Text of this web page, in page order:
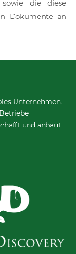
die diese
Dokumente an
Unternehmen,
und anbaut.